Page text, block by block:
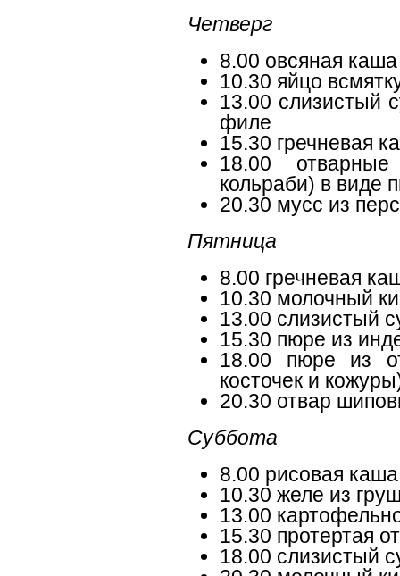
Четверг
8.00 овсяная каша
10.30 яйцо
13.00 слизистый
филе
15.30 гречневая
18.00
кольраби) в виде
20.30 мусс из
Пятница
8.00 гречневая
10.30 молочный
13.00 слизистый
15.30 пюре из
18.00 пюре из
косточек и
20.30 отвар
Суббота
8.00 рисовая каша
10.30 желе из
13.00
15.30 протертая
18.00 слизистый